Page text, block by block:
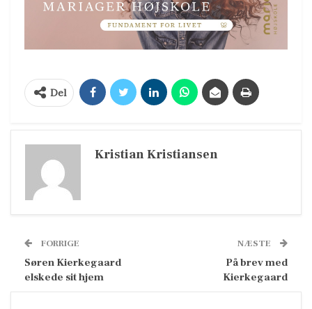
Del
Kristian Kristiansen
FORRIGE
Søren Kierkegaard
elskede sit hjem
NÆSTE
På brev med
Kierkegaard